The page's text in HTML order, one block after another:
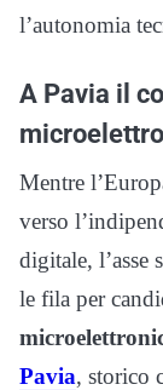
l’autonomia
A Pavia il
Mentre
verso
digitale, l’asse
le fila per
Pavia, storico